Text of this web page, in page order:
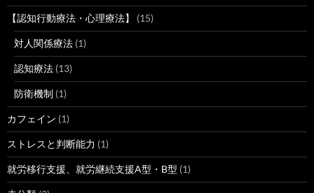
【認知行動療法・心理療法】 (15)
対人関係療法 (1)
認知療法 (13)
防衛機制 (1)
カフェイン (1)
ストレスと判断能力 (1)
就労移行支援、就労継続支援A型・B型 (1)